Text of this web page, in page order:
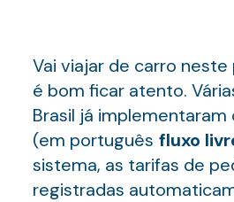
Vai viajar de carro neste
é bom ficar atento.
Brasil já implementaram
(em português fluxo
sistema, as tarifas de
registradas